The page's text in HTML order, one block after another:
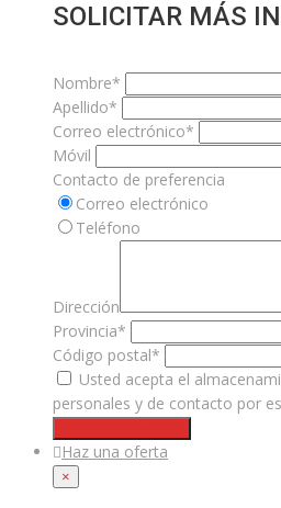
SOLICITAR MÁS
Nombre*
Apellido*
Correo electrónico*
Móvil
Contacto de preferencia
Correo electrónico
Teléfono
Dirección
Provincia*
Código postal*
Usted acepta el
personales y de contacto por
Haz una oferta
×